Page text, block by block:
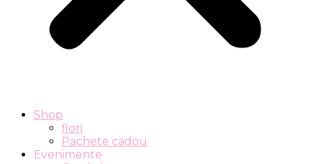
Shop
flori
Pachete cadou
Evenimente